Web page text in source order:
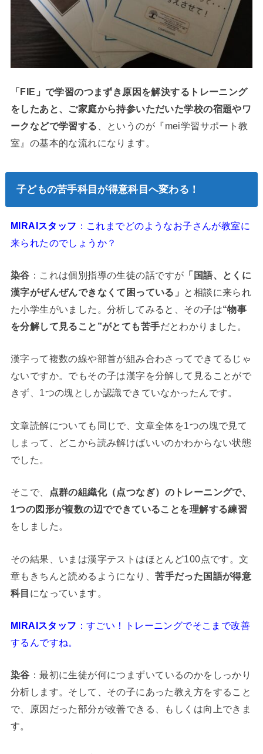
「FIE」で学習のつまずき原因を解決するトレーニング
をしたあと、ご家庭から持参いただいた学校の宿題やワ
ークなどで学習する 、というのが『mei学習サポート教
室』の基本的な流れになります。
子どもの苦手科目が得意科目へ変わる！
MIRAIスタッフ ：これまでどのようなお子さんが教室に
来られたのでしょうか？
染谷 ：これは個別指導の生徒の話ですが 「国語、とくに
漢字がぜんぜんできなくて困っている」 と相談に来られ
た小学生がいました。分析してみると、その子は“物事
を分解して見ること”がとても苦手だとわかりました。
漢字って複数の線や部首が組み合わさってできてるじゃ
ないですか。でもその子は漢字を分解して見ることがで
きず、1つの塊としか認識できていなかったんです。
文章読解についても同じで、文章全体を1つの塊で見て
しまって、どこから読み解けばいいのかわからない状態
でした。
そこで、
点群の組織化（点つなぎ）のトレーニングで、
1つの図形が複数の辺でできていることを理解する練習
をしました。
その結果、いまは漢字テストはほとんど100点です。文
章もきちんと読めるようになり、苦手だった国語が得意
科目 になっています。
MIRAIスタッフ ：すごい！トレーニングでそこまで改善
するんですね。
染谷 ：最初に生徒が何につまずいているのかをしっかり
分析します。そして、その子にあった教え方をすること
で、原因だった部分が改善できる、もしくは向上できま
す。